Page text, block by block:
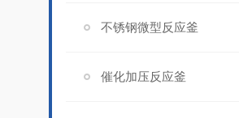
不锈钢微型反应釜
催化加压反应釜